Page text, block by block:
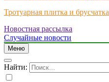
Тротуарная плитка и брусчатка
Just another WordPress site
Новостная рассылка
Случайные новости
Меню
Найти: